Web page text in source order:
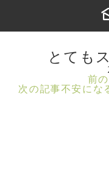
とても
前
次の記事不安にな